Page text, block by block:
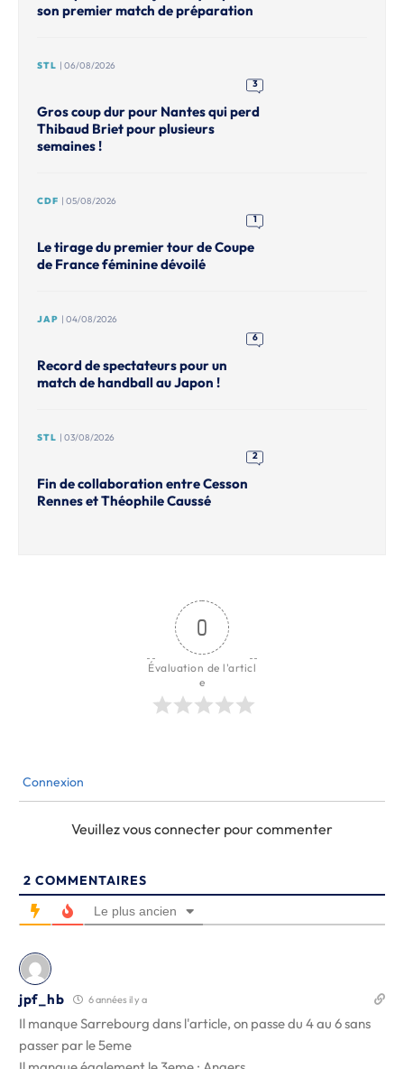
son premier match de préparation
STL | 06/08/2026
3
Gros coup dur pour Nantes qui perd
Thibaud Briet pour plusieurs
semaines !
CDF | 05/08/2026
1
Le tirage du premier tour de Coupe
de France féminine dévoilé
JAP | 04/08/2026
6
Record de spectateurs pour un
match de handball au Japon !
STL | 03/08/2026
2
Fin de collaboration entre Cesson
Rennes et Théophile Caussé
0
Évaluation de l'articl
e
Connexion
Veuillez vous connecter pour commenter
2 COMMENTAIRES
Le plus ancien
jpf_hb 6 années il y a
Il manque Sarrebourg dans l'article, on passe du 4 au 6 sans
passer par le 5eme